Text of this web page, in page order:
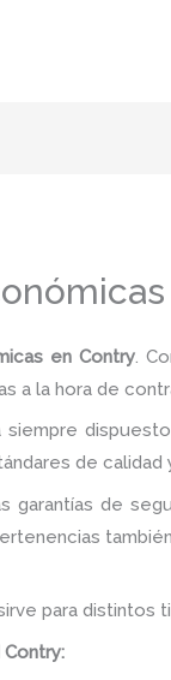
en Contry .
a la hora de
de calidad
garantías de
para distintos
Contry: